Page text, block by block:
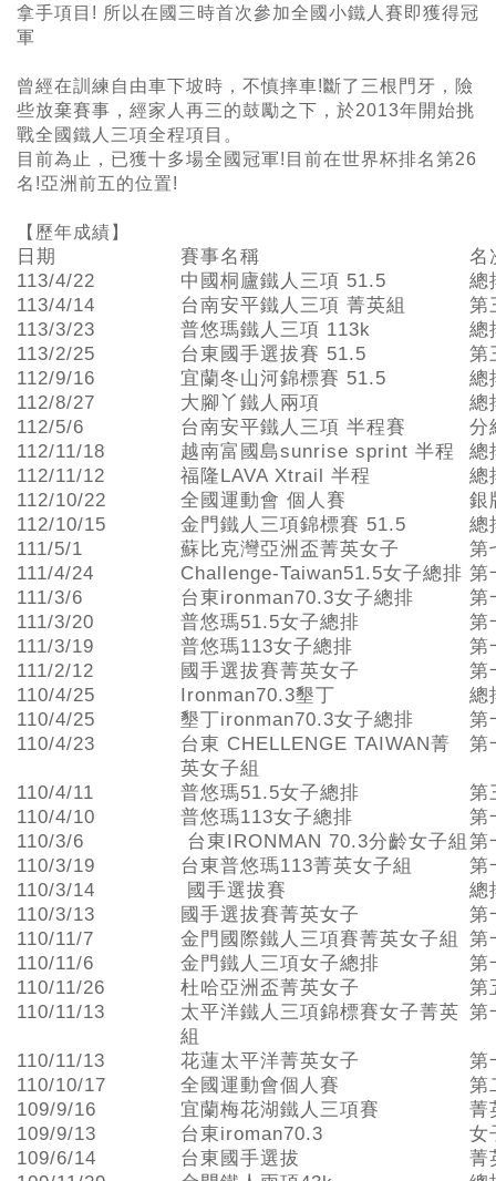
拿手項目! 所以在國三時首次參加全國小鐵人賽即獲得冠
軍
曾經在訓練自由車下坡時，不慎摔車!斷了三根門牙，險
些放棄賽事，經家人再三的鼓勵之下，於2013年開始挑
戰全國鐵人三項全程項目。
目前為止，已獲十多場全國冠軍!目前在世界杯排名第26
名!亞洲前五的位置!
【歷年成績】
日期 賽事名稱
名
113/4/22
中國桐廬鐵人三項 51.5
總
113/4/14
台南安平鐵人三項 菁英組
第
113/3/23
普悠瑪鐵人三項 113k
總
113/2/25
台東國手選拔賽 51.5
第
112/9/16
宜蘭冬山河錦標賽 51.5
總
112/8/27
大腳丫鐵人兩項
總
112/5/6
台南安平鐵人三項 半程賽
分
112/11/18
越南富國島sunrise sprint 半程
總
112/11/12
福隆LAVA Xtrail 半程
總
112/10/22
全國運動會 個人賽
銀
112/10/15
金門鐵人三項錦標賽 51.5
總
111/5/1
蘇比克灣亞洲盃菁英女子
第
111/4/24
Challenge-Taiwan51.5女子總排 第
111/3/6
台東ironman70.3女子總排
第
111/3/20
普悠瑪51.5女子總排
第
111/3/19
普悠瑪113女子總排
第
111/2/12
國手選拔賽菁英女子
第
110/4/25
Ironman70.3墾丁
總
110/4/25
墾丁ironman70.3女子總排
第
110/4/23
台東 CHELLENGE TAIWAN菁
英女子組
第
110/4/11 普悠瑪51.5女子總排
第
110/4/10
普悠瑪113女子總排
第
110/3/6
台東IRONMAN 70.3分齡女子組 第
110/3/19
台東普悠瑪113菁英女子組
第
110/3/14
國手選拔賽
總
110/3/13
國手選拔賽菁英女子
第
110/11/7
金門國際鐵人三項賽菁英女子組
第
110/11/6
金門鐵人三項女子總排
第
110/11/26
杜哈亞洲盃菁英女子
第
110/11/13
太平洋鐵人三項錦標賽女子菁英
組
第
110/11/13 花蓮太平洋菁英女子
第
110/10/17
全國運動會個人賽
第
109/9/16
宜蘭梅花湖鐵人三項賽
菁
109/9/13
台東iroman70.3
女
109/6/14
台東國手選拔
菁